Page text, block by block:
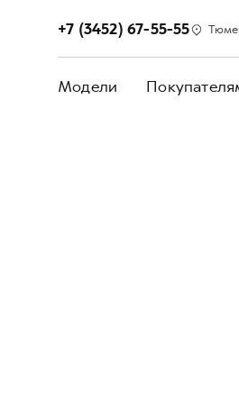
+7 (3452) 67-55-55
Модели